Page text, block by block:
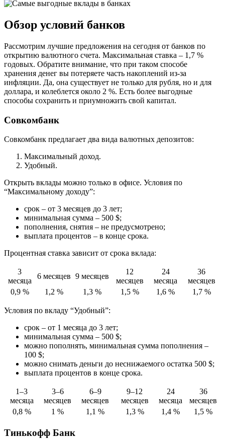
Обзор условий банков
Рассмотрим лучшие предложения на сегодня от банков по
открытию валютного счета. Максимальная ставка – 1,7 %
годовых. Обратите внимание, что при таком способе
хранения денег вы потеряете часть накоплений из-за
инфляции. Да, она существует не только для рубля, но и для
доллара, и колеблется около 2 %. Есть более выгодные
способы сохранить и приумножить свой капитал.
Совкомбанк
Совкомбанк предлагает два вида валютных депозитов:
Максимальный доход.
Удобный.
Открыть вклады можно только в офисе. Условия по
“Максимальному доходу”:
срок – от 3 месяцев до 3 лет;
минимальная сумма – 500 $;
пополнения, снятия – не предусмотрено;
выплата процентов – в конце срока.
Процентная ставка зависит от срока вклада:
3
месяца
6 месяцев 9 месяцев
12
месяцев
24
месяца
36
месяцев
0,9 %
1,2 % 1,3 % 1,5 % 1,6 % 1,7 %
Условия по вкладу “Удобный”:
срок – от 1 месяца до 3 лет;
минимальная сумма – 500 $;
можно пополнять, минимальная сумма пополнения –
100 $;
можно снимать деньги до неснижаемого остатка 500 $;
выплата процентов в конце срока.
1–3
месяца
3–6
месяцев
6–9
месяцев
9–12
месяцев
24
месяца
36
месяцев
0,8 %
1 % 1,1 % 1,3 % 1,4 % 1,5 %
Тинькофф Банк